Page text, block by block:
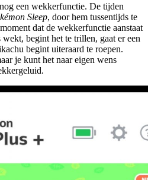
een wekkerfunctie. De tijden
Sleep, door hem tussentijds te
dat de wekkerfunctie aanstaat
wekt, begint het te trillen, gaat er een
begint uiteraard te roepen.
je kunt het naar eigen wens